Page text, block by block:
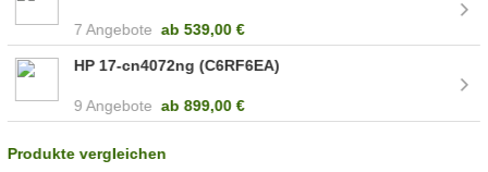
7 Angebote ab 539,00 €
HP 17-cn4072ng (C6RF6EA)
9 Angebote ab 899,00 €
Produkte vergleichen